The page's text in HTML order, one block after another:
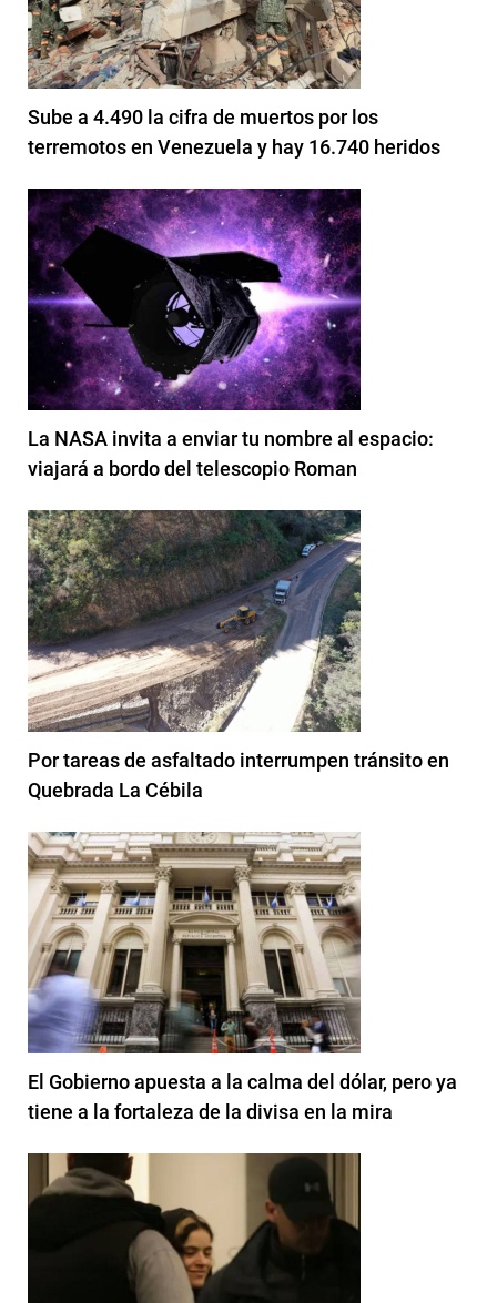
Sube a 4.490 la cifra de muertos por los
terremotos en Venezuela y hay 16.740 heridos
La NASA invita a enviar tu nombre al espacio:
viajará a bordo del telescopio Roman
Por tareas de asfaltado interrumpen tránsito en
Quebrada La Cébila
El Gobierno apuesta a la calma del dólar, pero ya
tiene a la fortaleza de la divisa en la mira